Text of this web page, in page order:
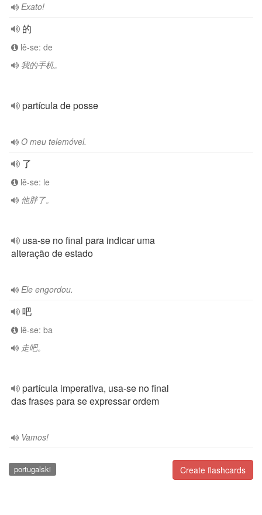
Exato!
的
lê-se: de
我的手机。
partícula de posse
O meu telemóvel.
了
lê-se: le
他胖了。
usa-se no final para indicar uma
alteração de estado
Ele engordou.
吧
lê-se: ba
走吧。
partícula imperativa, usa-se no final
das frases para se expressar ordem
Vamos!
Create flashcards
portugalski